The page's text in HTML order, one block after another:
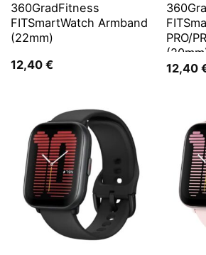
360GradFitness
FITSmartWatch Armband
(22mm)
12,40 €
PRO/
12,40